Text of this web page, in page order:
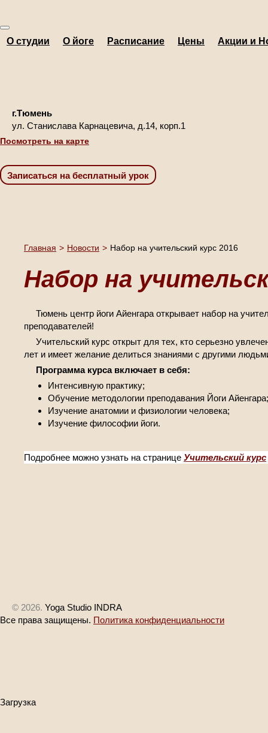
О студии О йоге Расписание Цены Акции и
г.Тюмень
ул. Станислава Карнацевича, д.14, корп.1
Посмотреть на карте
Главная > Новости > Набор на учительский курс 2016
Набор на
Тюмень центр йоги Айенгара открывает набор на
преподавателей!
Учительский курс открыт для тех, кто серьезно
лет и имеет желание делиться знаниями с другими
Программа курса включает в себя:
Интенсивную практику;
Обучение методологии преподавания Йоги Айенгара;
Изучение анатомии и физиологии человека;
Изучение философии йоги.
Подробнее можно узнать на странице Учительский курс
© 2026. Yoga Studio INDRA
Все права защищены. Политика конфиденциальности
Загрузка